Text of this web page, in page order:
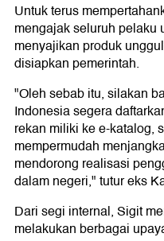
Untuk terus
mengajak seluruh pelaku
menyajikan produk
disiapkan pemerintah.
"Oleh sebab itu, silakan
Indonesia segera
rekan miliki ke e-katalog,
mempermudah
mendorong realisasi
dalam negeri," tutur eks
Dari segi internal, Sigit
melakukan berbagai